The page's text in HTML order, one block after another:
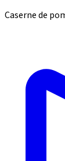
Caserne de